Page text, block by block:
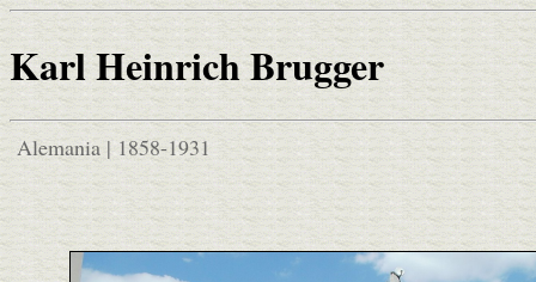
Karl Heinrich Brugger
Alemania | 1858-1931